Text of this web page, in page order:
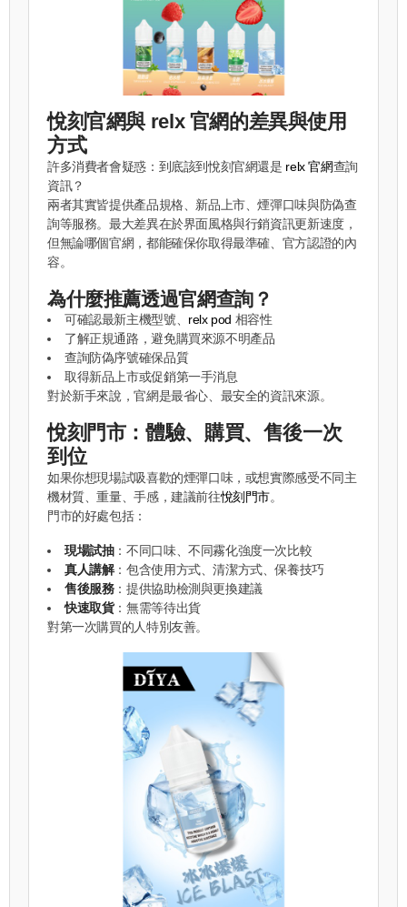
悅刻官網與 relx 官網的差異與使用
方式
許多消費者會疑惑：到底該到悅刻官網還是 relx 官網查詢
資訊？
兩者其實皆提供產品規格、新品上市、煙彈口味與防偽查
詢等服務。最大差異在於界面風格與行銷資訊更新速度，
但無論哪個官網，都能確保你取得最準確、官方認證的內
容。
為什麼推薦透過官網查詢？
可確認最新主機型號、 relx pod 相容性
了解正規通路，避免購買來源不明產品
查詢防偽序號確保品質
取得新品上市或促銷第一手消息
對於新手來說，官網是最省心、最安全的資訊來源。
悅刻門市：體驗、購買、售後一次
到位
如果你想現場試吸喜歡的煙彈口味，或想實際感受不同主
機材質、重量、手感，建議前往悅刻門市。
門市的好處包括：
現場試抽：不同口味、不同霧化強度一次比較
真人講解：包含使用方式、清潔方式、保養技巧
售後服務：提供協助檢測與更換建議
快速取貨：無需等待出貨
對第一次購買的人特別友善。